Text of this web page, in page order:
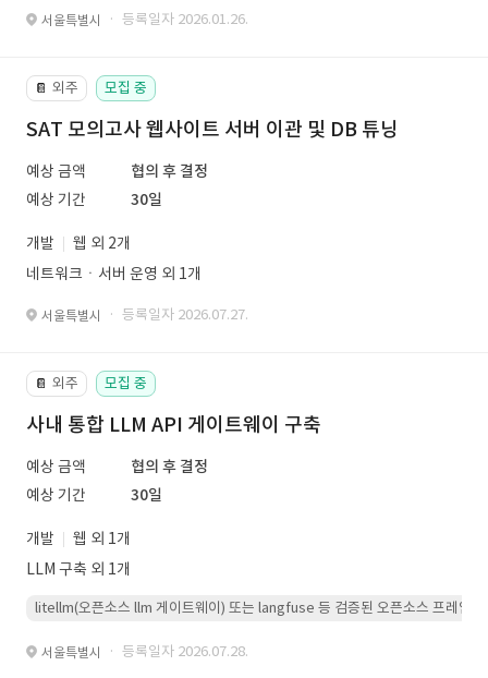
서울특별시 · 등록일자 2026.01.26.
📔 외주 모집 중
SAT 모의고사 웹사이트 서버 이관 및 DB 튜닝
예상 금액
협의 후 결정
예상 기간
30일
개발
웹 외 2개
네트워크ㆍ서버 운영 외 1개
서울특별시 · 등록일자 2026.07.27.
📔 외주 모집 중
사내 통합 LLM API 게이트웨이 구축
예상 금액
협의 후 결정
예상 기간
30일
개발
웹 외 1개
LLM 구축 외 1개
litellm(오픈소스 llm 게이트웨이) 또는 langfuse 등 검증된 오픈소스 프레임워
서울특별시 · 등록일자 2026.07.28.